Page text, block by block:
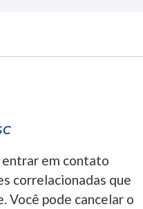
entrar em contato
correlacionadas que
Você pode cancelar o